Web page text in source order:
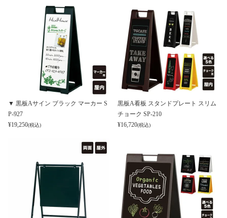
▼ 黒板Aサイン ブラック マーカー S
P-927
¥19,250(税込)
黒板A看板 スタンドプレート スリム
チョーク SP-210
¥16,720(税込)